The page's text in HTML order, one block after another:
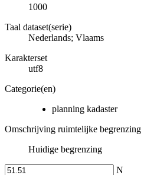
1000
Taal dataset(serie)
Nederlands; Vlaams
Karakterset
utf8
Categorie(en)
planning kadaster
Omschrijving ruimtelijke begrenzing
Huidige begrenzing
N